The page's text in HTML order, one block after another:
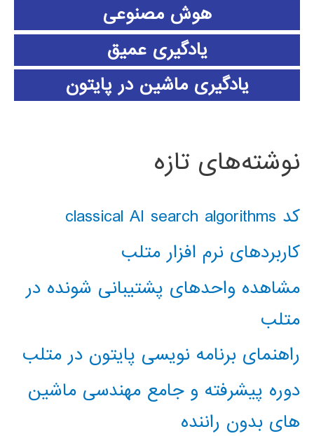
هوش مصنوعی
یادگیری عمیق
یادگیری ماشین در پایتون
نوشته‌های تازه
کد classical AI search algorithms
کاربردهای نرم افزار متلب
مشاهده واحدهای پشتیبانی شونده در
متلب
راهنمای برنامه نویسی پایتون در متلب
دوره پیشرفته و جامع مهندسی ماشین
های بدون راننده